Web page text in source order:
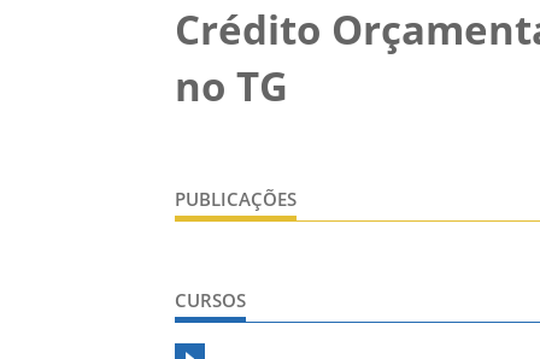
Crédito
no TG
PUBLICAÇÕES
CURSOS